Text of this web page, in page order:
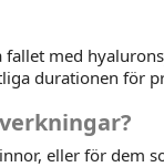
med
durationen för
eller för dem